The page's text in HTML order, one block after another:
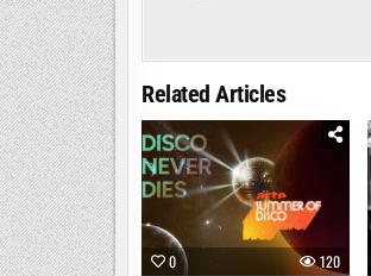
Related Articles
0 120